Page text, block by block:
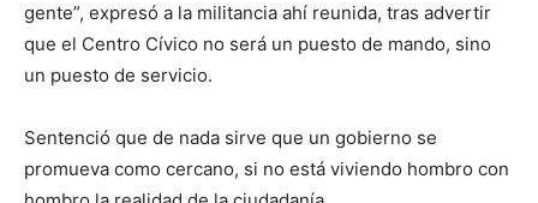
gente”, expresó a la militancia ahí reunida, tras advertir
que el Centro Cívico no será un puesto de mando, sino
un puesto de servicio.
Sentenció que de nada sirve que un gobierno se
promueva como cercano, si no está viviendo hombro con